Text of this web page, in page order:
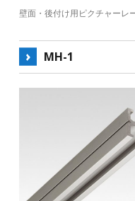
壁面・後付け用ピクチャー
MH-1